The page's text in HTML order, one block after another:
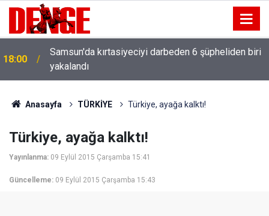
18:00
Samsun'da kırtasiyeciyi darbeden 6 şüpheliden biri
yakalandı
Anasayfa TÜRKİYE Türkiye, ayağa kalktı!
Türkiye, ayağa kalktı!
Yayınlanma: 09 Eylül 2015 Çarşamba 15:41
Güncelleme: 09 Eylül 2015 Çarşamba 15:43